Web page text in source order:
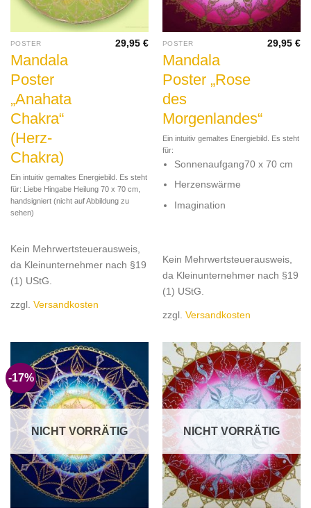
POSTER
Mandala
Poster
„Anahata
Chakra“
(Herz-
Chakra)
29,95€
Ein intuitiv gemaltes Energiebild. Es steht
für: Liebe Hingabe Heilung 70 x 70 cm,
handsigniert (nicht auf Abbildung zu
sehen)
Kein Mehrwertsteuerausweis,
da Kleinunternehmer nach §19
(1) UStG.
zzgl. Versandkosten
POSTER
Mandala
Poster „Rose
des
Morgenlandes“
29,95€
Ein intuitiv gemaltes Energiebild. Es steht
für:
Sonnenaufgang
Herzenswärme
Imagination
70 x 70 cm
Kein Mehrwertsteuerausweis,
da Kleinunternehmer nach §19
(1) UStG.
zzgl. Versandkosten
-17%
NICHT VORRÄTIG NICHT VORRÄTIG